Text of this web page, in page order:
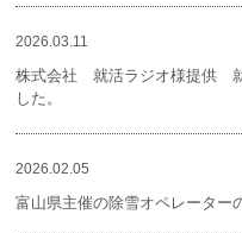
2026.03.11
株式会社 就活ラジオ様提供 就
した。
2026.02.05
富山県主催の除雪オペレーター